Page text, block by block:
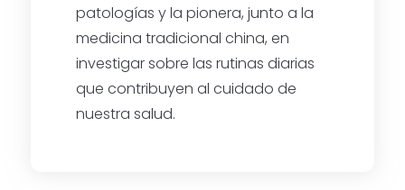
patologías y la pionera, junto a la
medicina tradicional china, en
investigar sobre las rutinas diarias
que contribuyen al cuidado de
nuestra salud.